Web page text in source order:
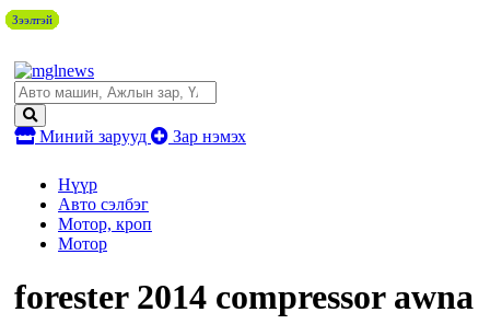
Миний зарууд Зар нэмэх
Нүүр
Авто сэлбэг
Мотор, кроп
Мотор
forester 2014 compressor awna
Зээлтэй
Зээлтэй
Зээлтэй
Зээлтэй
Зээлтэй
Зээлтэй
Зээлтэй